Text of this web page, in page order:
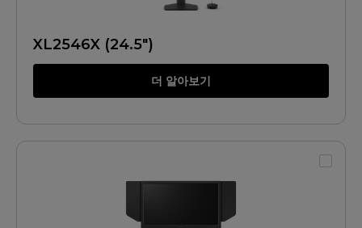
XL2546X (24.5")
더 알아보기